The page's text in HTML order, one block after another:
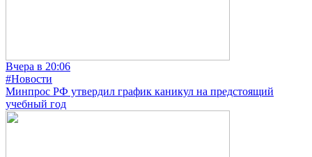
Вчера в 20:06
#Новости
Минпрос РФ утвердил график каникул на предстоящий
учебный год